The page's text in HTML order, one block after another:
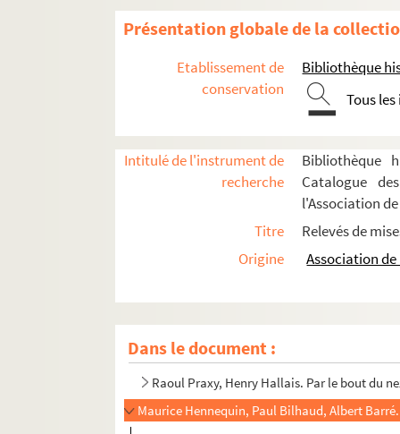
Présentation globale de la
Etablissement de
conservation
Bibliothèque
Tous
Intitulé de l'instrument de
recherche
Bibliothèque
Catalogue
l'Association
Titre
Relevés de
Origine
Association
Dans le document :
Jules Renard. Le pain de ménage : comédie
Georges Courteline. La paix chez soi :
Carlo Goldoni. Paméla : comédie en 3 actes.
Robert de Flers, Gaston-Arman de Caillavet.
Georges Fröschel. Papavert : pièce en 3
Victorien Sardou. La papillonne : comédie
Charles Vildrac. Le paquebot Tenacity :
Ernest Legouvé. Par droit de conquête :
Raymond Devos. Par intérim : sketch
Raoul Praxy, Henry Hallais. Par le bout du
Maurice Hennequin, Paul Bilhaud, Albert